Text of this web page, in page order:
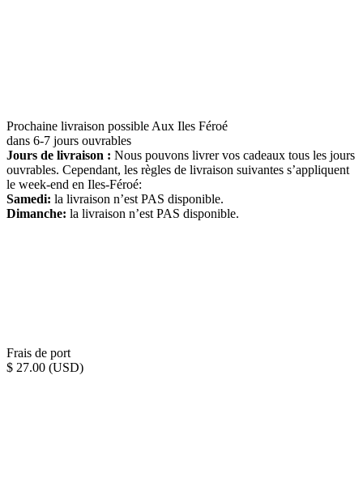
Prochaine livraison possible Aux Iles Féroé
dans 6-7 jours ouvrables
Jours de livraison : Nous pouvons livrer vos cadeaux tous les jours
ouvrables. Cependant, les règles de livraison suivantes s’appliquent
le week-end en Iles-Féroé:
Samedi: la livraison n’est PAS disponible.
Dimanche: la livraison n’est PAS disponible.
Frais de port
$ 27.00 (USD)